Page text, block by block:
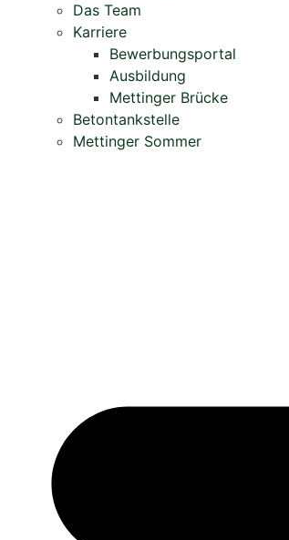
Das Team
Karriere
Bewerbungsportal
Ausbildung
Mettinger Brücke
Betontankstelle
Mettinger Sommer